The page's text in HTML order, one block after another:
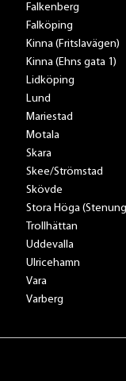
Falkenberg
Falköping
Kinna (Fritslavägen)
Kinna (Ehns gata 1)
Lidköping
Lund
Mariestad
Motala
Skara
Skee/Strömstad
Skövde
Stora Höga
Trollhättan
Uddevalla
Ulricehamn
Vara
Varberg